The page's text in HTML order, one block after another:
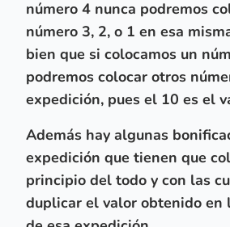
número 4 nunca podremos
número 3, 2, o 1 en esa
bien que si colocamos un
podremos colocar otros
expedición, pues el 10 es el
Además hay algunas
expedición que tienen que
principio del todo y con las
duplicar el valor obtenido en